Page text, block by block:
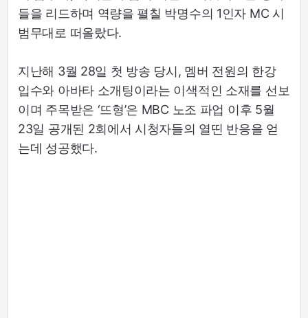
들을 리드하며 역량을 펼칠 박명수의 1인자 MC 시
범무대로 떠올랐다.
지난해 3월 28일 첫 방송 당시, 멤버 전원의 한강
입수와 아바타 소개팅이라는 이색적인 소재를 선보
이며 주목받은 ‘뜨형’은 MBC 노조 파업 이후 5월
23일 공개된 2회에서 시청자들의 열띤 반응을 얻
는데 성공했다.